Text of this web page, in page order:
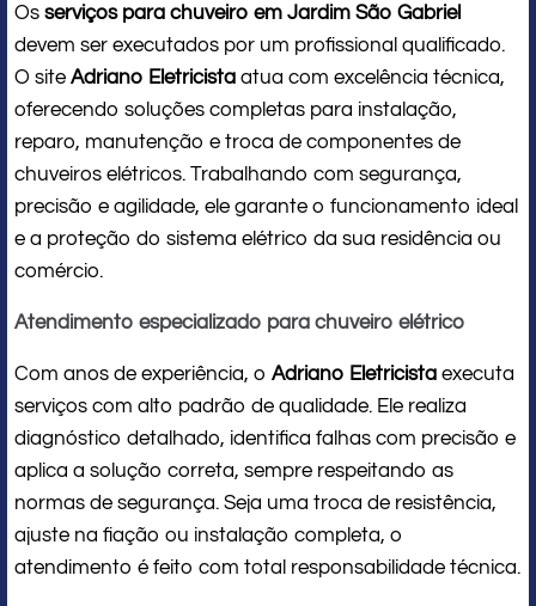
Os serviços para chuveiro em Jardim São Gabriel
devem ser executados por um profissional qualificado.
O site Adriano Eletricista atua com excelência técnica,
oferecendo soluções completas para instalação,
reparo, manutenção e troca de componentes de
chuveiros elétricos. Trabalhando com segurança,
precisão e agilidade, ele garante o funcionamento ideal
e a proteção do sistema elétrico da sua residência ou
comércio.
Atendimento especializado para chuveiro elétrico
Com anos de experiência, o Adriano Eletricista executa
serviços com alto padrão de qualidade. Ele realiza
diagnóstico detalhado, identifica falhas com precisão e
aplica a solução correta, sempre respeitando as
normas de segurança. Seja uma troca de resistência,
ajuste na fiação ou instalação completa, o
atendimento é feito com total responsabilidade técnica.